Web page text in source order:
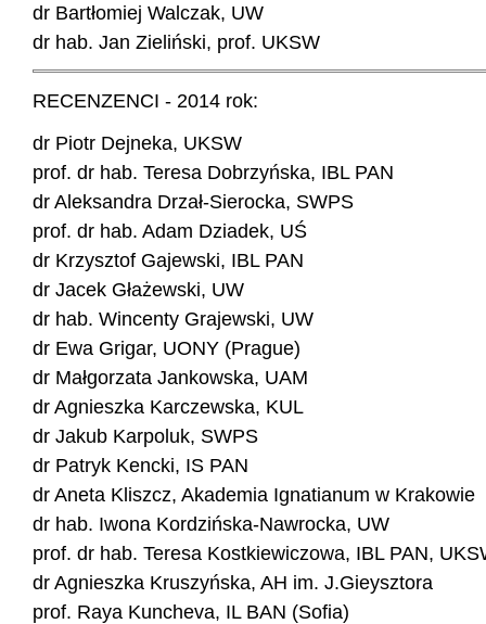
dr Bartłomiej Walczak, UW
dr hab. Jan Zieliński, prof. UKSW
RECENZENCI - 2014 rok:
dr Piotr Dejneka, UKSW
prof. dr hab. Teresa Dobrzyńska, IBL PAN
dr Aleksandra Drzał-Sierocka, SWPS
prof. dr hab. Adam Dziadek, UŚ
dr Krzysztof Gajewski, IBL PAN
dr Jacek Głażewski, UW
dr hab. Wincenty Grajewski, UW
dr Ewa Grigar, UONY (Prague)
dr Małgorzata Jankowska, UAM
dr Agnieszka Karczewska, KUL
dr Jakub Karpoluk, SWPS
dr Patryk Kencki, IS PAN
dr Aneta Kliszcz, Akademia Ignatianum w Krakowie
dr hab. Iwona Kordzińska-Nawrocka, UW
prof. dr hab. Teresa Kostkiewiczowa, IBL PAN,
dr Agnieszka Kruszyńska, AH im. J.Gieysztora
prof. Raya Kuncheva, IL BAN (Sofia)